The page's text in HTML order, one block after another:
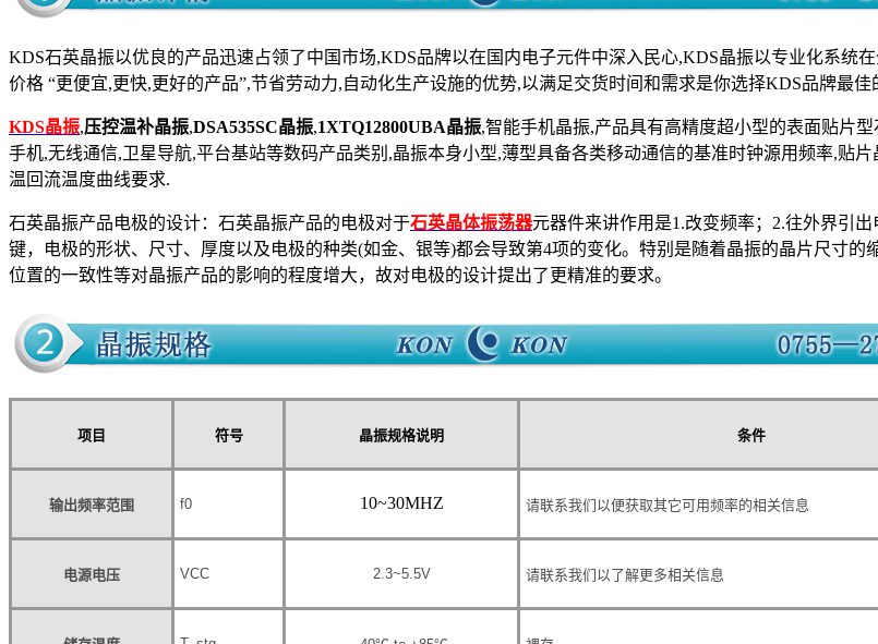
KDS石英晶振以优良的产品迅速占领了中国市场,KDS品牌以在国内电子元件中深入民心,KDS晶振以专业化系统
价格 “更便宜,更快,更好的产品”,节省劳动力,自动化生产设施的优势,以满足交货时间和需求是你选择KDS品牌最佳
KDS晶振,压控温补晶振,DSA535SC晶振,1XTQ12800UBA晶振,智能手机晶振,产品具有高精度超小型的表面贴片
手机,无线通信,卫星导航,平台基站等数码产品类别,晶振本身小型,薄型具备各类移动通信的基准时钟源用频率,贴
温回流温度曲线要求.
石英晶振产品电极的设计：石英晶振产品的电极对于石英晶体振荡器元器件来讲作用是1.改变频率；2.往外界引
键，电极的形状、尺寸、厚度以及电极的种类(如金、银等)都会导致第4项的变化。特别是随着晶振的晶片尺寸的
位置的一致性等对晶振产品的影响的程度增大，故对电极的设计提出了更精准的要求。
项目 符号 晶振规格说明 条件
输出频率范围 f0 10~30MHZ 请联系我们以便获取其它可用频率的相关信息
电源电压 VCC 2.3~5.5V 请联系我们以了解更多相关信息